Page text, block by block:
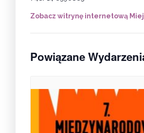
Zobacz witrynę internetową
Powiązane